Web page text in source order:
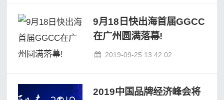
9月18日快出海首届GGCC
在广州圆满落幕!
2019-09-25 13:42:02
2019中国品牌经济峰会将